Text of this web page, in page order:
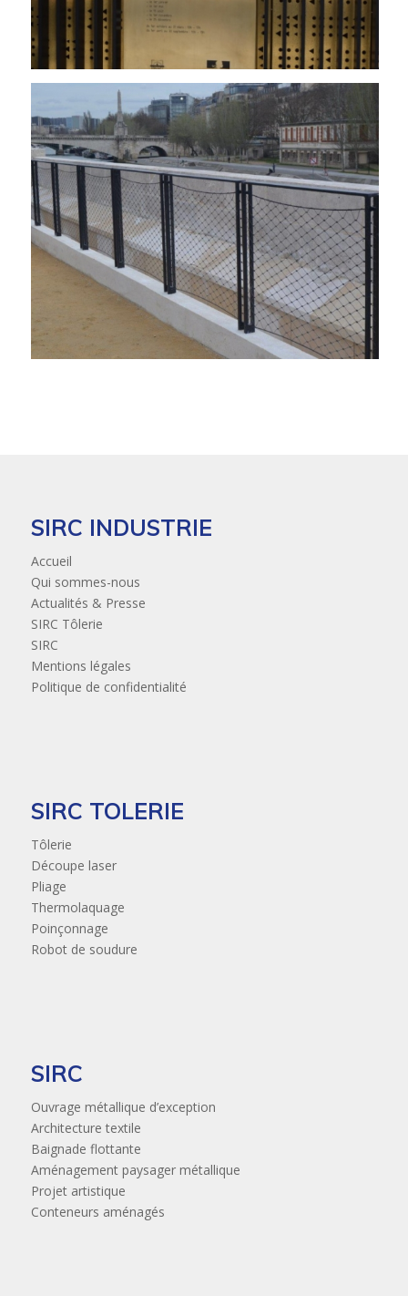
SIRC INDUSTRIE
Accueil
Qui sommes-nous
Actualités & Presse
SIRC Tôlerie
SIRC
Mentions légales
Politique de confidentialité
SIRC TOLERIE
Tôlerie
Découpe laser
Pliage
Thermolaquage
Poinçonnage
Robot de soudure
SIRC
Ouvrage métallique d’exception
Architecture textile
Baignade flottante
Aménagement paysager métallique
Projet artistique
Conteneurs aménagés